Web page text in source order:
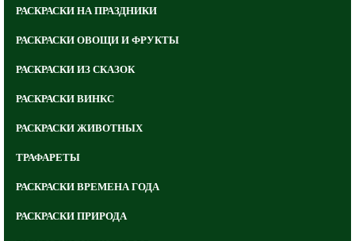
РАСКРАСКИ НА ПРАЗДНИКИ
РАСКРАСКИ ОВОЩИ И ФРУКТЫ
РАСКРАСКИ ИЗ СКАЗОК
РАСКРАСКИ ВИНКС
РАСКРАСКИ ЖИВОТНЫХ
ТРАФАРЕТЫ
РАСКРАСКИ ВРЕМЕНА ГОДА
РАСКРАСКИ ПРИРОДА